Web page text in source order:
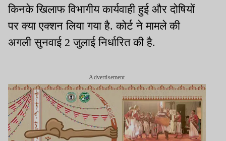
किनके खिलाफ विभागीय कार्यवाही हुई और दोषियों
पर क्या एक्शन लिया गया है. कोर्ट ने मामले की
अगली सुनवाई 2 जुलाई निर्धारित की है.
Advertisement